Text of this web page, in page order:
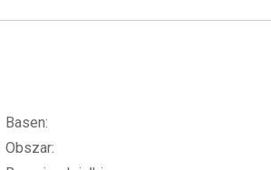
Basen:
Obszar: